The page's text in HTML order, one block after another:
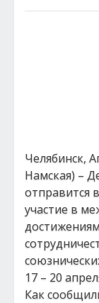
Челябинск,
Намская) –
отправится
участие в
17 – 20
Как